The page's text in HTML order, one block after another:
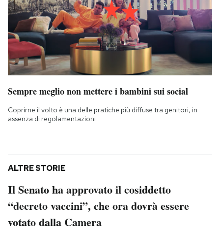
Sempre meglio non mettere i bambini sui social
Coprirne il volto è una delle pratiche più diffuse tra genitori, in
assenza di regolamentazioni
ALTRE STORIE
Il Senato ha approvato il cosiddetto
“decreto vaccini”, che ora dovrà essere
votato dalla Camera